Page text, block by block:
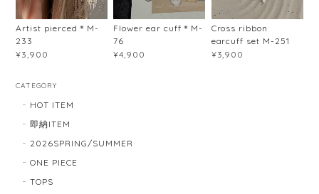
Artist pierced＊M-
233
¥3,900
Flower ear cuff＊M-
76
¥4,900
Cross ribbon
earcuff set M-251
¥3,900
CATEGORY
HOT ITEM
即納ITEM
2026SPRING/SUMMER
ONE PIECE
TOPS